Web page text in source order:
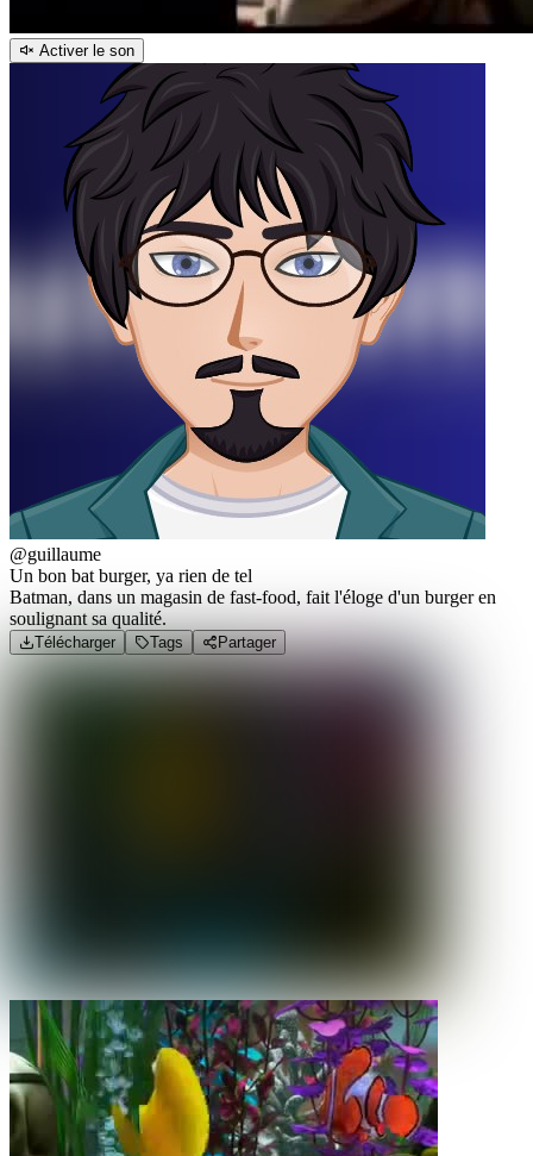
Activer le son
@guillaume
Un bon bat burger, ya rien de tel
Batman, dans un magasin de fast-food, fait l'éloge d'un burger en
soulignant sa qualité.
Télécharger Tags Partager